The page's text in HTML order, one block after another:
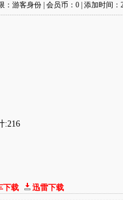
：游客身份 | 会员币：0 | 添加时间：
:216
下载 迅雷下载